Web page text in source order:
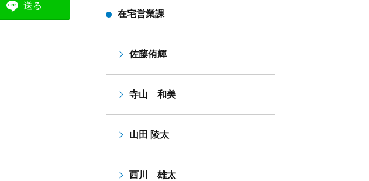
送る
在宅営業課
佐藤侑輝
寺山 和美
山田 陵太
西川 雄太